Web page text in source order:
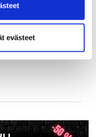
evästeet
pelimatkan kohteena on